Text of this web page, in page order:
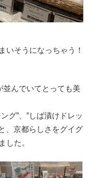
いそうになっちゃう！
並んでいてとっても美
グ”、”しば漬けドレッ
、京都らしさをグイグ
した。